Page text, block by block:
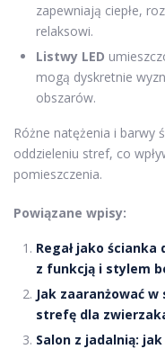
zapewniają ciepłe,
relaksowi.
Listwy LED
mogą dyskretnie
obszarów.
Różne natężenia i barwy
oddzieleniu stref, co
pomieszczenia.
Powiązane wpisy:
Regał jako
z funkcją i stylem
Jak zaaranżować
strefę dla
Salon z jadalnią: